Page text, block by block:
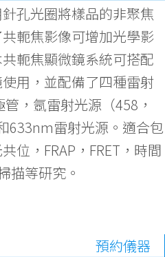
孔光圈將樣品的非聚焦
軛焦影像可增加光學影
軛焦顯微鏡系統可搭配
用，並配備了四種雷射
，氬雷射光源（458，
633nm雷射光源。適合包
位，FRAP，FRET，時間
描等研究。
預約儀器